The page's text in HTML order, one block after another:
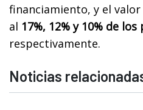
financiamiento, y el
al 17%, 12% y 10% de
respectivamente.
Noticias